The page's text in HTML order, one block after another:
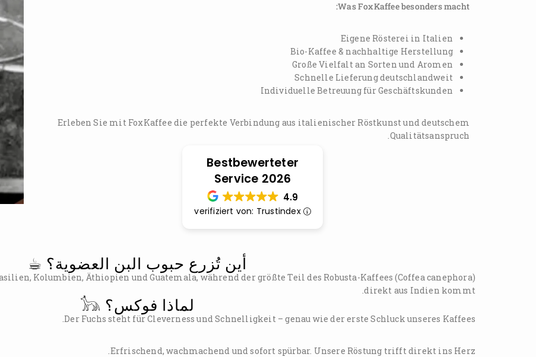
Was FoxKaffee besonders macht:
Eigene Rösterei in Italien
Bio-Kaffee & nachhaltige Herstellung
Große Vielfalt an Sorten und Aromen
Schnelle Lieferung deutschlandweit
Individuelle Betreuung für Geschäftskunden
Erleben Sie mit FoxKaffee die perfekte Verbindung aus italienischer Röstkunst und deutschem
Qualitätsanspruch.
Bestbewerteter
Service 2026
4.9
verifiziert von: Trustindex
أين تُزرع حبوب البن العضوية؟ ☕︎
Kolumbien, Äthiopien und Guatemala, während der größte Teil des Robusta-Kaffees (Coffea canephora)
direkt aus Indien kommt.
لماذا فوكس؟ 𓃥
Der Fuchs steht für Cleverness und Schnelligkeit – genau wie der erste Schluck unseres Kaffees.
Erfrischend, wachmachend und sofort spürbar. Unsere Röstung trifft direkt ins Herz.